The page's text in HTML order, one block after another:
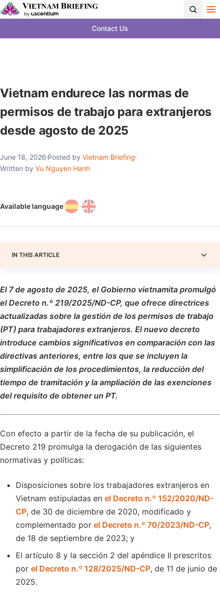
Contact Us
Vietnam endurece las normas de
permisos de trabajo para extranjeros
desde agosto de 2025
June 18, 2026 Posted by Vietnam Briefing
Written by Vu Nguyen Hanh
Available language
IN THIS ARTICLE
El 7 de agosto de 2025, el Gobierno vietnamita promulgó
el Decreto n.º 219/2025/ND-CP, que ofrece directrices
actualizadas sobre la gestión de los permisos de trabajo
(PT) para trabajadores extranjeros. El nuevo decreto
introduce cambios significativos en comparación con las
directivas anteriores, entre los que se incluyen la
simplificación de los procedimientos, la reducción del
tiempo de tramitación y la ampliación de las exenciones
del requisito de obtener un PT.
Con efecto a partir de la fecha de su publicación, el
Decreto 219 promulga la derogación de las siguientes
normativas y políticas:
Disposiciones sobre los trabajadores extranjeros en
Vietnam estipuladas en el Decreto n.º 152/2020/ND-
CP, de 30 de diciembre de 2020, modificado y
complementado por el Decreto n.º 70/2023/ND-CP,
de 18 de septiembre de 2023; y
El artículo 8 y la sección 2 del apéndice II prescritos
por el Decreto n.º 128/2025/ND-CP, de 11 de junio de
2025.